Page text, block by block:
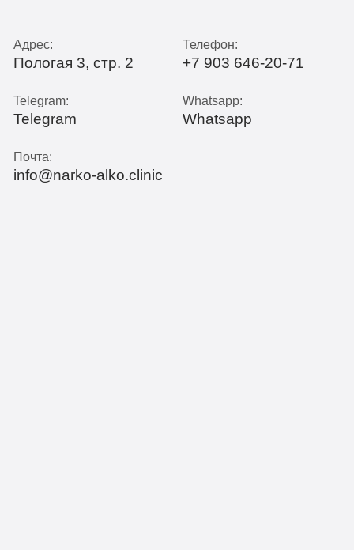
Адрес:
Пологая 3, стр. 2
Телефон:
+7 903 646-20-71
Telegram:
Telegram
Whatsapp:
Whatsapp
Почта:
info@narko-alko.clinic